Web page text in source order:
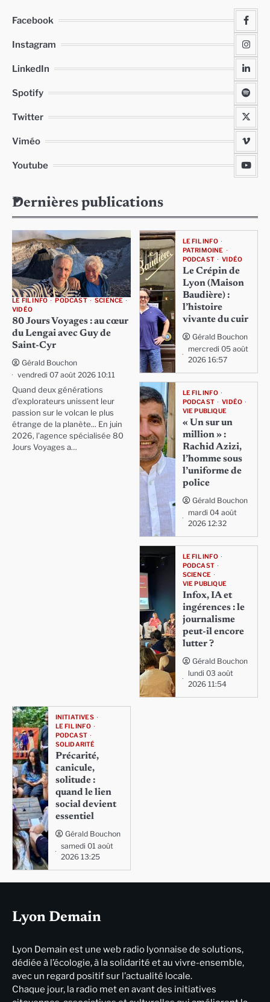
Facebook
Instagram
LinkedIn
Spotify
Twitter
Viméo
Youtube
Dernières publications
LE FIL INFO PODCAST
SCIENCE
VIDÉO
80 Jours Voyages : au cœur
du Lengai avec Guy de
Saint-Cyr
Gérald Bouchon
vendredi 07 août 2026 10:11
Quand deux générations
d'explorateurs unissent leur
passion sur le volcan le plus
étrange de la planète... En juin
2026, l'agence spécialisée 80
Jours Voyages a…
LE FIL INFO
PATRIMOINE
PODCAST
VIDÉO
Le Crépin de
Lyon (Maison
Baudière) :
l’histoire
vivante du cuir
Gérald Bouchon
mercredi 05 août
2026 16:57
LE FIL INFO
PODCAST
VIDÉO
VIE PUBLIQUE
« Un sur un
million » :
Rachid Azizi,
l’homme sous
l’uniforme de
police
Gérald Bouchon
mardi 04 août
2026 12:32
LE FIL INFO
PODCAST
SCIENCE
VIE PUBLIQUE
Infox, IA et
ingérences : le
journalisme
peut-il encore
lutter ?
Gérald Bouchon
lundi 03 août
2026 11:54
INITIATIVES
LE FIL INFO
PODCAST
SOLIDARITÉ
Précarité,
canicule,
solitude :
quand le lien
social devient
essentiel
Gérald Bouchon
samedi 01 août
2026 13:25
Lyon Demain
Lyon Demain est une web radio lyonnaise de solutions,
dédiée à l’écologie, à la solidarité et au vivre-ensemble,
avec un regard positif sur l’actualité locale.
Chaque jour, la radio met en avant des initiatives